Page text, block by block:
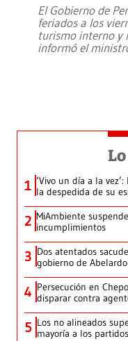
El Gobierno de
feriados a los
turismo interno y
informó el
1 ‘Vivo un día a la
la despedida de su
2 MiAmbiente
incumplimientos
3 Dos atentados
gobierno de
4 Persecución en
disparar contra
5 Los no alineados
mayoría a los